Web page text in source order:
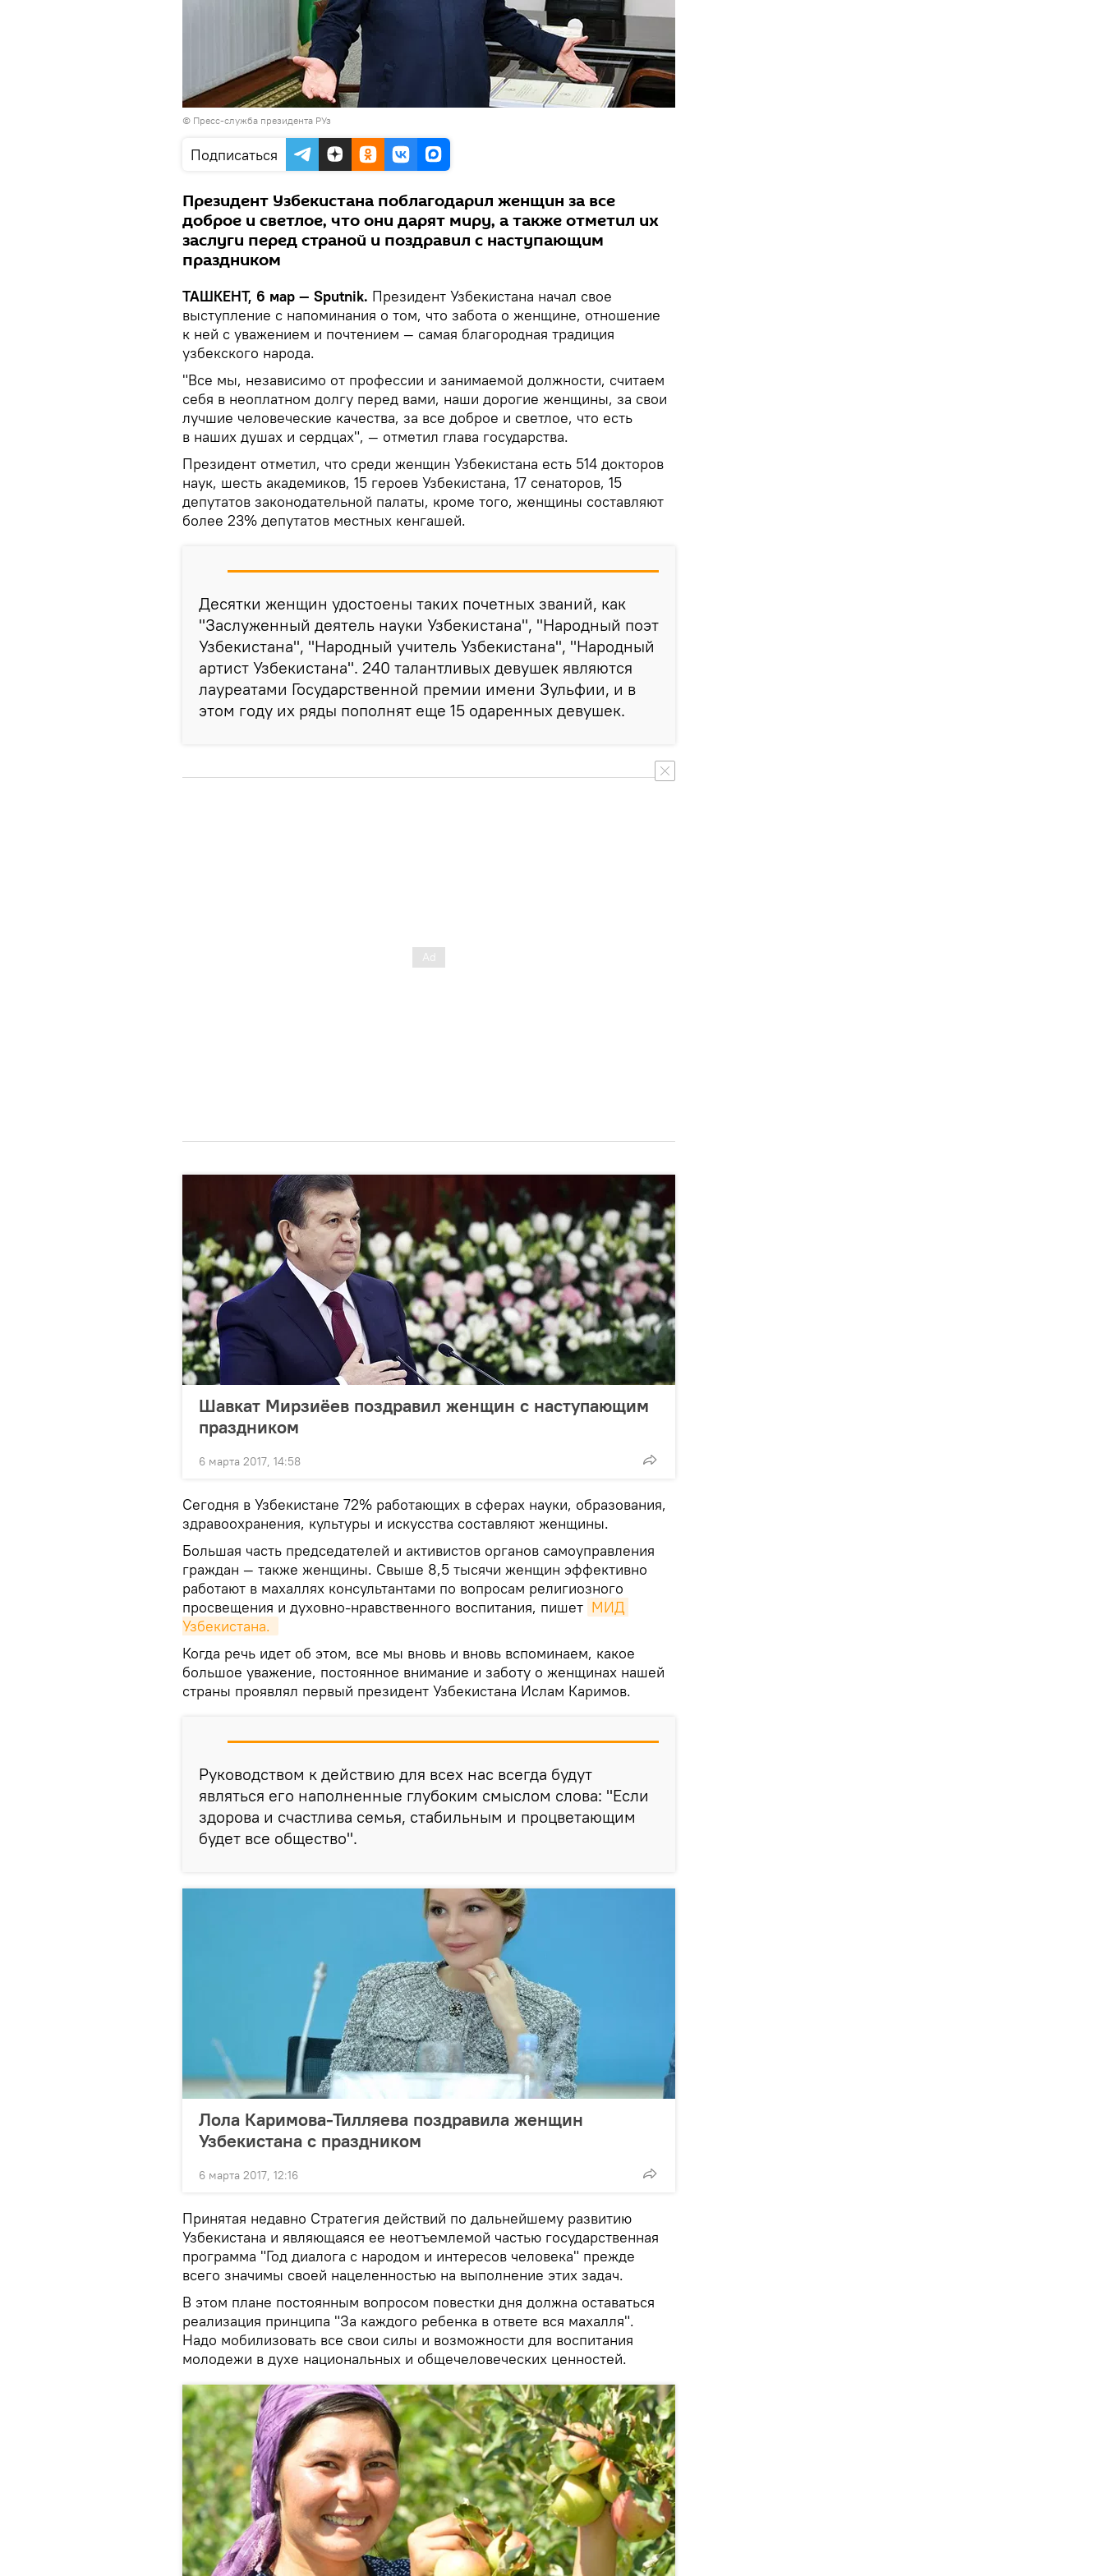
© Пресс-служба президента РУз
Подписаться
Президент Узбекистана поблагодарил женщин за все
доброе и светлое, что они дарят миру, а также отметил их
заслуги перед страной и поздравил с наступающим
праздником
ТАШКЕНТ, 6 мар — Sputnik. Президент Узбекистана начал свое
выступление с напоминания о том, что забота о женщине, отношение
к ней с уважением и почтением — самая благородная традиция
узбекского народа.
"Все мы, независимо от профессии и занимаемой должности, считаем
себя в неоплатном долгу перед вами, наши дорогие женщины, за свои
лучшие человеческие качества, за все доброе и светлое, что есть
в наших душах и сердцах", — отметил глава государства.
Президент отметил, что среди женщин Узбекистана есть 514 докторов
наук, шесть академиков, 15 героев Узбекистана, 17 сенаторов, 15
депутатов законодательной палаты, кроме того, женщины составляют
более 23% депутатов местных кенгашей.
Десятки женщин удостоены таких почетных званий, как
"Заслуженный деятель науки Узбекистана", "Народный поэт
Узбекистана", "Народный учитель Узбекистана", "Народный
артист Узбекистана". 240 талантливых девушек являются
лауреатами Государственной премии имени Зульфии, и в
этом году их ряды пополнят еще 15 одаренных девушек.
Шавкат Мирзиёев поздравил женщин с наступающим
праздником
6 марта 2017, 14:58
Сегодня в Узбекистане 72% работающих в сферах науки, образования,
здравоохранения, культуры и искусства составляют женщины.
Большая часть председателей и активистов органов самоуправления
граждан — также женщины. Свыше 8,5 тысячи женщин эффективно
работают в махаллях консультантами по вопросам религиозного
просвещения и духовно-нравственного воспитания, пишет МИД
Узбекистана.
Когда речь идет об этом, все мы вновь и вновь вспоминаем, какое
большое уважение, постоянное внимание и заботу о женщинах нашей
страны проявлял первый президент Узбекистана Ислам Каримов.
Руководством к действию для всех нас всегда будут
являться его наполненные глубоким смыслом слова: "Если
здорова и счастлива семья, стабильным и процветающим
будет все общество".
Лола Каримова-Тилляева поздравила женщин
Узбекистана с праздником
6 марта 2017, 12:16
Принятая недавно Стратегия действий по дальнейшему развитию
Узбекистана и являющаяся ее неотъемлемой частью государственная
программа "Год диалога с народом и интересов человека" прежде
всего значимы своей нацеленностью на выполнение этих задач.
В этом плане постоянным вопросом повестки дня должна оставаться
реализация принципа "За каждого ребенка в ответе вся махалля".
Надо мобилизовать все свои силы и возможности для воспитания
молодежи в духе национальных и общечеловеческих ценностей.